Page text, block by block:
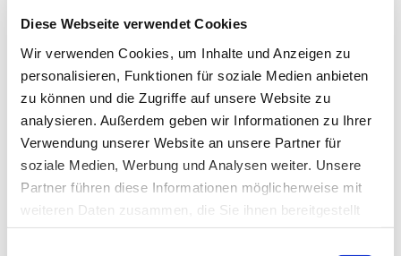
Diese Webseite verwendet Cookies
Wir verwenden Cookies, um Inhalte und Anzeigen zu
personalisieren, Funktionen für soziale Medien anbieten
zu können und die Zugriffe auf unsere Website zu
analysieren. Außerdem geben wir Informationen zu Ihrer
Verwendung unserer Website an unsere Partner für
soziale Medien, Werbung und Analysen weiter. Unsere
Partner führen diese Informationen möglicherweise mit
weiteren Daten zusammen, die Sie ihnen bereitgestellt
haben oder die sie im Rahmen Ihrer Nutzung der Dienste
Newsletter abonnieren
* Pflichtfeld
Das könnte Sie auch interessieren: